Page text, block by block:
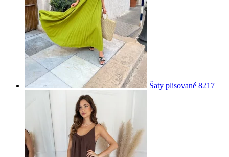
Šaty plisované 8217